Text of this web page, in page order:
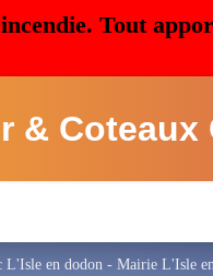
Tout
& Coteaux